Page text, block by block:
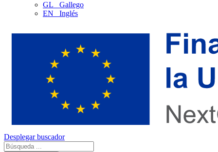
GL
Gallego
EN
Inglés
Desplegar buscador